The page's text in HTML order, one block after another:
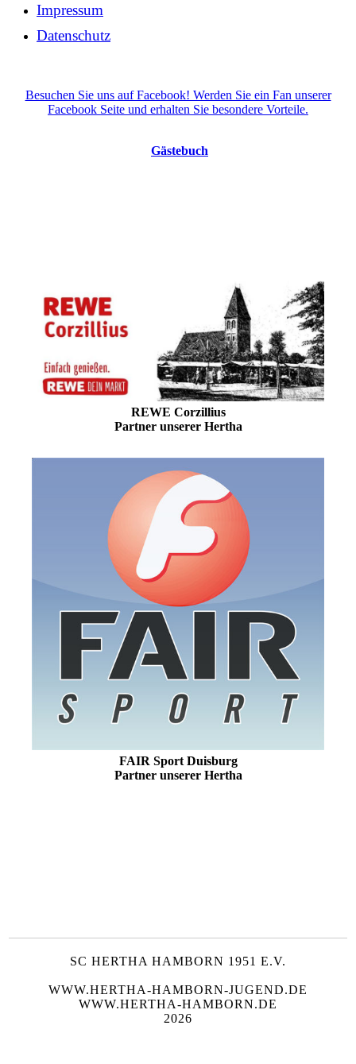
Impressum
Datenschutz
Besuchen Sie uns auf Facebook! Werden Sie ein Fan unserer
Facebook Seite und erhalten Sie besondere Vorteile.
Gästebuch
REWE Corzillius
Partner unserer Hertha
FAIR Sport Duisburg
Partner unserer Hertha
SC HERTHA HAMBORN 1951 E.V.
WWW.HERTHA-HAMBORN-JUGEND.DE
WWW.HERTHA-HAMBORN.DE
2026